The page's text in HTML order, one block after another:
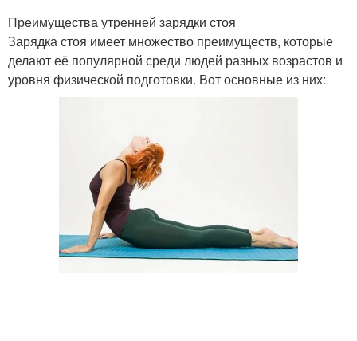
Преимущества утренней зарядки стоя
Зарядка стоя имеет множество преимуществ, которые
делают её популярной среди людей разных возрастов и
уровня физической подготовки. Вот основные из них: